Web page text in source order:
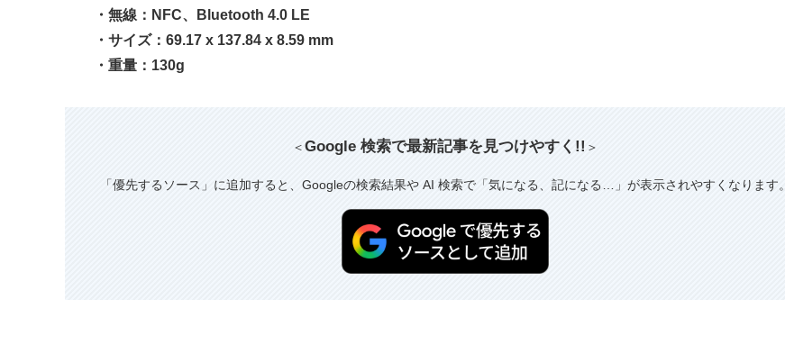
・無線：NFC、Bluetooth 4.0 LE
・サイズ：69.17 x 137.84 x 8.59 mm
・重量：130g
＜Google 検索で最新記事を見つけやすく!! ＞
「優先するソース」に追加すると、Googleの検索結果や AI 検索で「気になる、記になる…」が表示されやすくなります。